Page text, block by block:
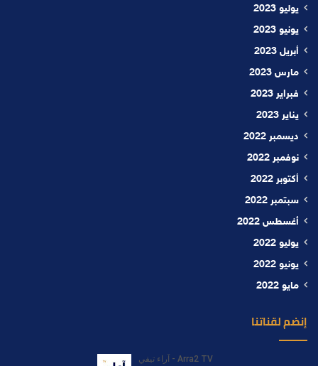
يوليو 2023
يونيو 2023
أبريل 2023
مارس 2023
فبراير 2023
يناير 2023
ديسمبر 2022
نوفمبر 2022
أكتوبر 2022
سبتمبر 2022
أغسطس 2022
يوليو 2022
يونيو 2022
مايو 2022
إنضم لقناتنا